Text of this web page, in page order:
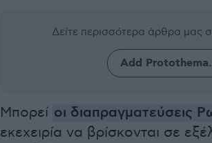
Δείτε περισσότερα άρθρα μας
Add
Μπορεί οι διαπραγματεύσεις
εκεχειρία να βρίσκονται σε